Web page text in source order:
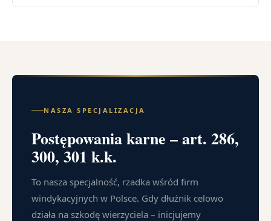
NASZA SPECJALIZACJA
Postępowania karne – art. 286,
300, 301 k.k.
To nasza specjalność, rzadka wśród firm
windykacyjnych w Polsce. Gdy dłużnik celowo
działa na szkodę wierzyciela – inicjujemy